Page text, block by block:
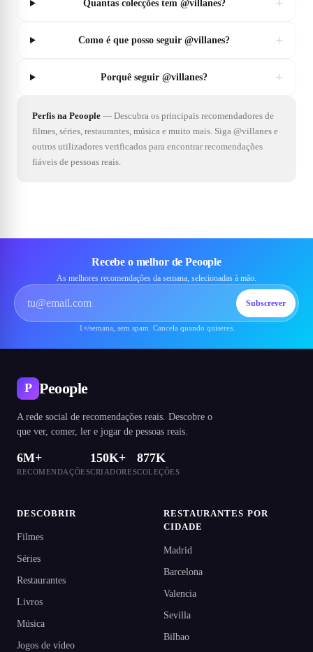
Quantas colecções tem @villanes?
Como é que posso seguir @villanes? +
Porquê seguir @villanes? +
Perfis na Peoople — Descubra os principais recomendadores de
filmes, séries, restaurantes, música e muito mais. Siga @villanes e
outros utilizadores verificados para encontrar recomendações
fiáveis de pessoas reais.
Recebe o melhor de Peoople
As melhores recomendações da semana, selecionadas à mão.
Subscrever
1×/semana, sem spam. Cancela quando quiseres.
P Peoople
A rede social de recomendações reais. Descobre o
que ver, comer, ler e jogar de pessoas reais.
6M+
RECOMENDAÇÕES
150K+
CRIADORES
877K
COLEÇÕES
DESCOBRIR
Filmes
Séries
Restaurantes
Livros
Música
Jogos de vídeo
RESTAURANTES POR
CIDADE
Madrid
Barcelona
Valencia
Sevilla
Bilbao